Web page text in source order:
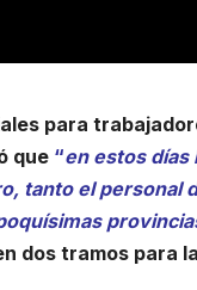
para
que “en estos días
tanto el personal
dos tramos para